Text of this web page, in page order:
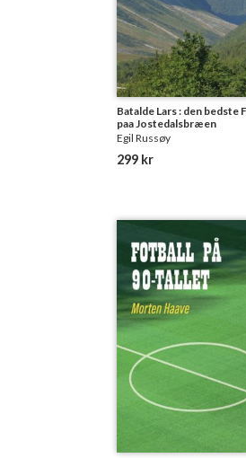
Batalde Lars : den bedste
paa Jostedalsbræen
Egil Russøy
299 kr